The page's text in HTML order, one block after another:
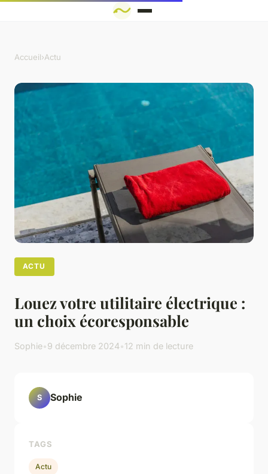
Accueil›Actu
ACTU
Louez votre utilitaire électrique :
un choix écoresponsable
Sophie•9 décembre 2024•12 min de lecture
S Sophie
TAGS
Actu